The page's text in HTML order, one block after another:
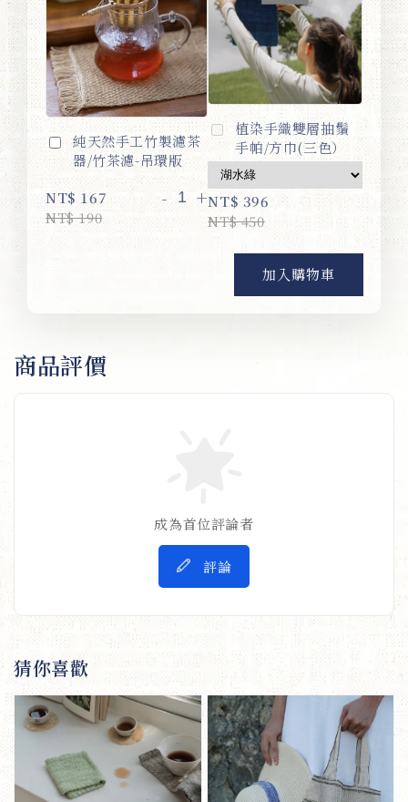
純天然手工竹製濾茶
器/竹茶濾-吊環版
NT$ 167
NT$ 190
- +
植染手織雙層抽鬚
手帕/方巾(三色）
NT$ 396
NT$ 450
加入購物車
商品評價
成為首位評論者
評論
猜你喜歡